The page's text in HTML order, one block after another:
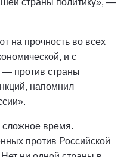
страны политику», —
на прочность во всех
и с
— против страны
напомнил
время.
против Российской